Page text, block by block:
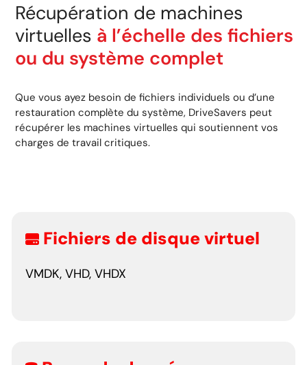
Récupération de machines
virtuelles à l’échelle des fichiers
ou du système complet
Que vous ayez besoin de fichiers individuels ou d’une
restauration complète du système, DriveSavers peut
récupérer les machines virtuelles qui soutiennent vos
charges de travail critiques.
Fichiers de disque virtuel
VMDK, VHD, VHDX